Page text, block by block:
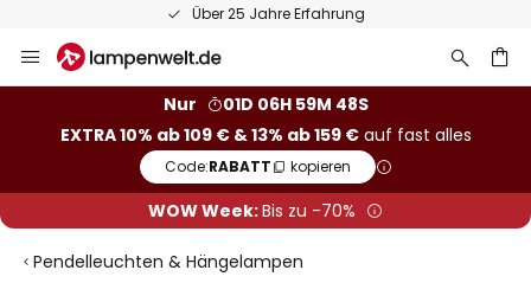
Über 25 Jahre Erfahrung
Inhalt
Nur
01D 06H 59M 47S
EXTRA 10% ab 109 € & 13% ab 159 €auf fast alles
Code:RABATT kopieren
WOW Week:Bis zu -70%
Pendelleuchten & Hängelampen